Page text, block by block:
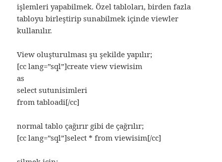
işlemleri yapabilmek. Özel tabloları, birden fazla
tabloyu birleştirip sunabilmek içinde viewler
kullanılır.
View oluşturulması şu şekilde yapılır;
[cc lang=”sql”]create view viewisim
as
select sutunisimleri
from tabloadi[/cc]
normal tablo çağırır gibi de çağrılır;
[cc lang=”sql”]select * from viewisim[/cc]